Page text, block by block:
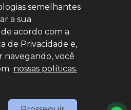
sucesso
porsync
semelhantes
a sua
acordo com a
de Privacidade e,
navegando, você
nossas políticas.